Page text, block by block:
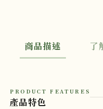
商品描述 了
PRODUCT FEATURES
產品特色